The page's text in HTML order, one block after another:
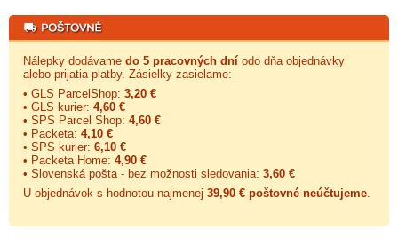
Nálepky dodávame do 5 pracovných dní odo dňa objednávky
alebo prijatia platby. Zásielky zasielame:
• GLS ParcelShop: 3,20 €
• GLS kurier: 4,60 €
• SPS Parcel Shop: 4,60 €
• Packeta: 4,10 €
• SPS kurier: 6,10 €
• Packeta Home: 4,90 €
• Slovenská pošta - bez možnosti sledovania: 3,60 €
U objednávok s hodnotou najmenej 39,90 € poštovné neúčtujeme